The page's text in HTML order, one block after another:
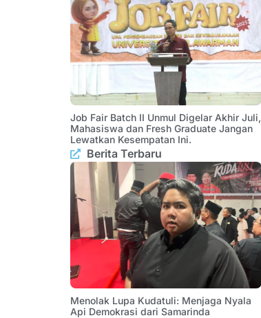
Job Fair Batch II Unmul Digelar Akhir Juli,
Mahasiswa dan Fresh Graduate Jangan
Lewatkan Kesempatan Ini.
Berita Terbaru
Menolak Lupa Kudatuli: Menjaga Nyala
Api Demokrasi dari Samarinda